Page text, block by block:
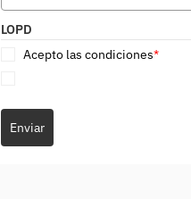
LOPD
Acepto las condiciones*
Enviar